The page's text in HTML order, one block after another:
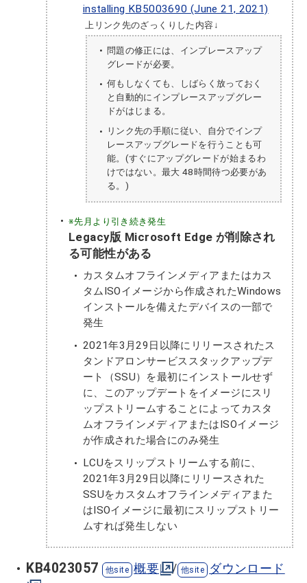
installing KB5003690 (June 21, 2021)
上リンク先のざっくりした内容↓
問題の修正には、インプレースアップ
グレードが必要。
何もしなくても、しばらく放っておく
と自動的にインプレースアップグレー
ドがはじまる。
リンク先の手順に従い、自分でインプ
レースアップグレードを行うことも可
能。(すぐにアップグレードが始まるわ
けではない。最大 48時間待つ必要があ
る。)
※先月より引き続き発生
Legacy版 Microsoft Edge が削除され
る可能性がある
カスタムオフラインメディアまたはカス
タムISOイメージから作成されたWindows
インストールを備えたデバイスの一部で
発生
2021年3月29日以降にリリースされたス
タンドアロンサービススタックアップデ
ート（SSU）を最初にインストールせず
に、このアップデートをイメージにスリ
ップストリームすることによってカスタ
ムオフラインメディアまたはISOイメージ
が作成された場合にのみ発生
LCUをスリップストリームする前に、
2021年3月29日以降にリリースされた
SSUをカスタムオフラインメディアまた
はISOイメージに最初にスリップストリー
ムすれば発生しない
KB4023057 概要 / ダウンロード